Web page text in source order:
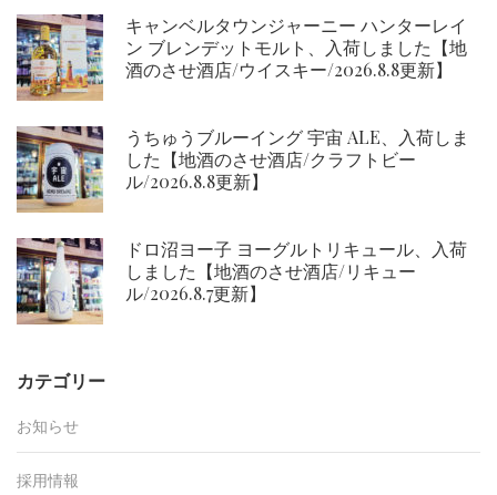
キャンベルタウンジャーニー ハンターレイ
ン ブレンデットモルト、入荷しました【地
酒のさせ酒店/ウイスキー/2026.8.8更新】
うちゅうブルーイング 宇宙 ALE、入荷しま
した【地酒のさせ酒店/クラフトビー
ル/2026.8.8更新】
ドロ沼ヨー子 ヨーグルトリキュール、入荷
しました【地酒のさせ酒店/リキュー
ル/2026.8.7更新】
カテゴリー
お知らせ
採用情報